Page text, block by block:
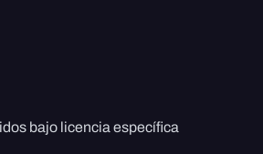
bajo licencia específica